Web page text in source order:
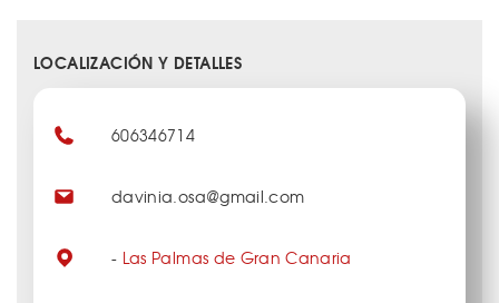
LOCALIZACIÓN Y DETALLES
606346714
davinia.osa@gmail.com
- Las Palmas de Gran Canaria